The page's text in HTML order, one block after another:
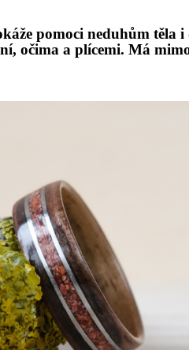
pomoci neduhům těla i
očima a plícemi. Má